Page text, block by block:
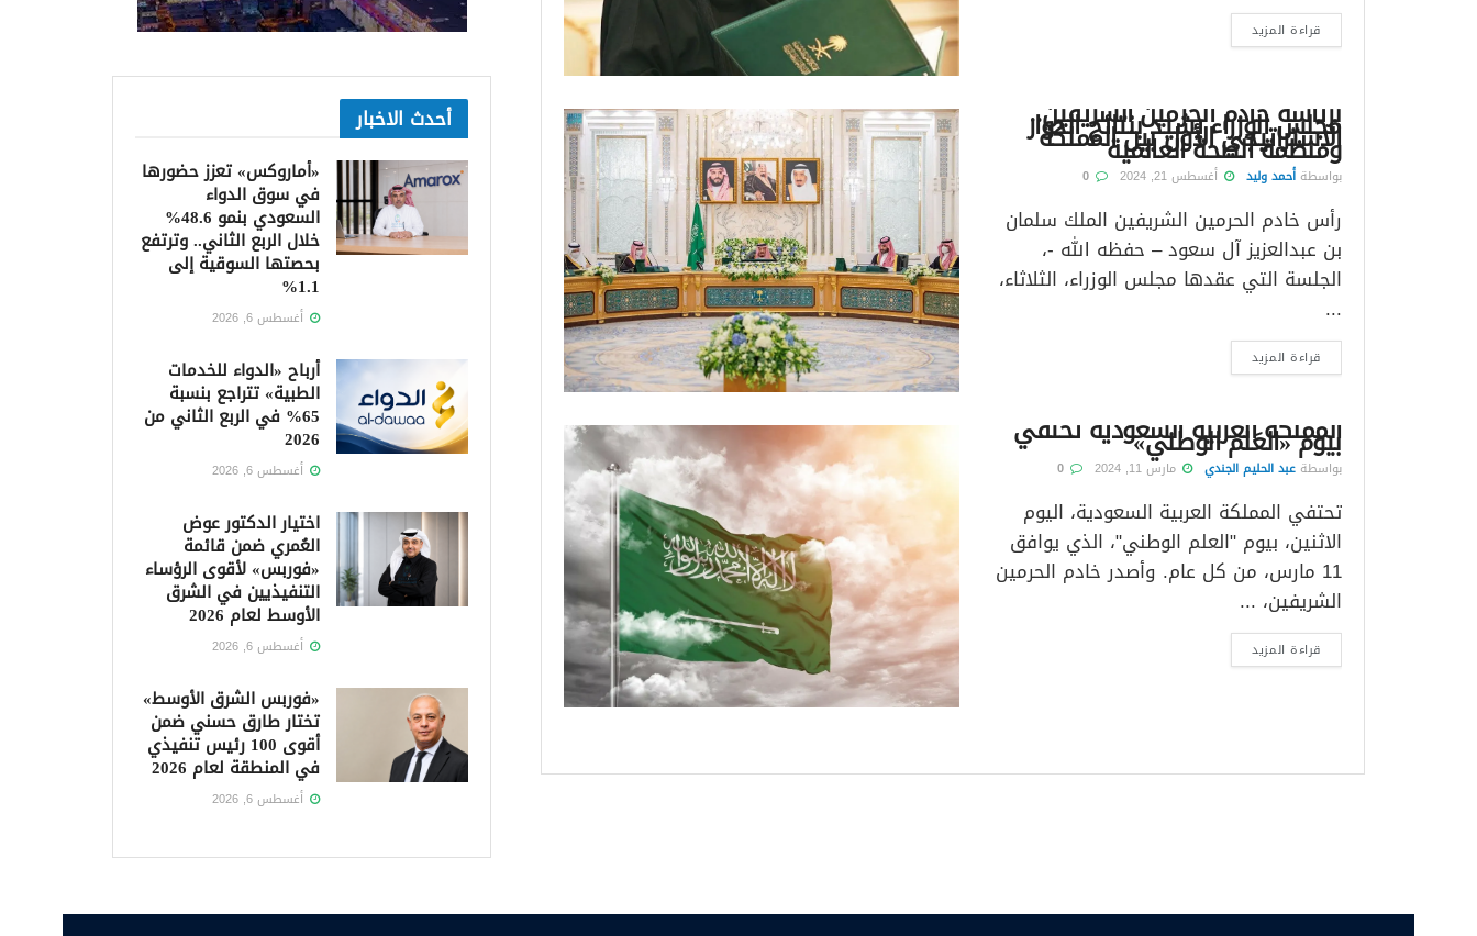
قراءة المزيد
برئاسة خادم الحرمين الشريفين..
مجلس الوزراء يشيد بنتائج الحوار
الاستراتيجي الأول بين المملكة
ومنظمة الصحة العالمية
بواسطة أحمد وليد أغسطس 21, 2024
رأس خادم الحرمين الشريفين الملك سلمان
بن عبدالعزيز آل سعود – حفظه الله -،
الجلسة التي عقدها مجلس الوزراء، الثلاثاء،
...
قراءة المزيد
المملكة العربية السعودية تحتفي
بيوم «العَلم الوطني»
بواسطة عبد الحليم الجندي مارس 11, 2024
تحتفي المملكة العربية السعودية، اليوم
الاثنين، بيوم "العلم الوطني"، الذي يوافق
11 مارس، من كل عام. وأصدر خادم الحرمين
الشريفين، ...
قراءة المزيد
أحدث الاخبار
«أماروكس» تعزز حضورها
في سوق الدواء
السعودي بنمو 48.6%
خلال الربع الثاني.. وترتفع
بحصتها السوقية إلى
1.1%
أغسطس 6, 2026
أرباح «الدواء للخدمات
الطبية» تتراجع بنسبة
65% في الربع الثاني من
2026
أغسطس 6, 2026
اختيار الدكتور عوض
العُمري ضمن قائمة
«فوربس» لأقوى الرؤساء
التنفيذيين في الشرق
الأوسط لعام 2026
أغسطس 6, 2026
«فوربس الشرق الأوسط»
تختار طارق حسني ضمن
أقوى 100 رئيس تنفيذي
في المنطقة لعام 2026
أغسطس 6, 2026